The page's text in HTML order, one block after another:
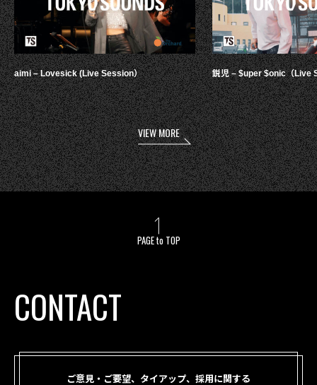
aimi – Lovesick (Live Session） 鋭児 – $uper $onic（Live
VIEW MORE
PAGE to TOP
CONTACT
ご意見・ご要望、タイアップ、採用に関する